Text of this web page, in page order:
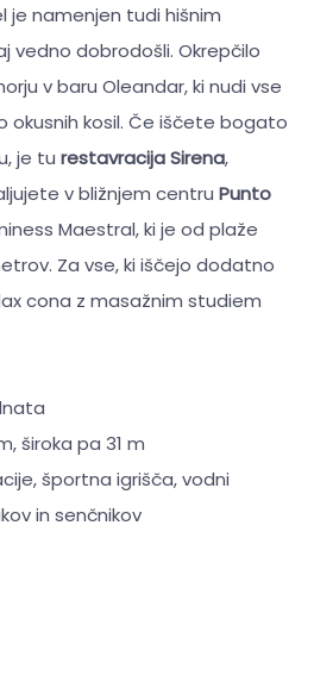
je namenjen tudi hišnim
vedno dobrodošli. Okrepčilo
v baru Oleandar, ki nudi vse
okusnih kosil. Če iščete bogato
je tu restavracija Sirena,
v bližnjem centru Punto
Maestral, ki je od plaže
Za vse, ki iščejo dodatno
cona z masažnim studiem
široka pa 31 m
športna igrišča, vodni
in senčnikov